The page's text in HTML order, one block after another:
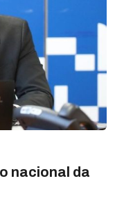
nacional da